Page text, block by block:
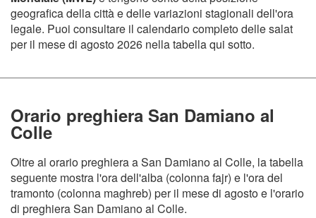
geografica della città e delle variazioni stagionali dell'ora
legale. Puoi consultare il calendario completo delle salat
per il mese di agosto 2026 nella tabella qui sotto.
Orario preghiera San Damiano al
Colle
Oltre al orario preghiera a San Damiano al Colle, la tabella
seguente mostra l'ora dell'alba (colonna fajr) e l'ora del
tramonto (colonna maghreb) per il mese di agosto e l'orario
di preghiera San Damiano al Colle.